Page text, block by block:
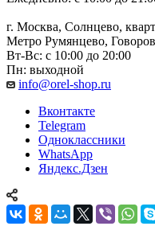
г. Москва, Солнцево,
Метро Румянцево,
Вт-Вс: с 10:00 до 20:00
Пн: выходной
info@orel-shop.ru
Вконтакте
Telegram
Одноклассники
WhatsApp
Яндекс.Дзен